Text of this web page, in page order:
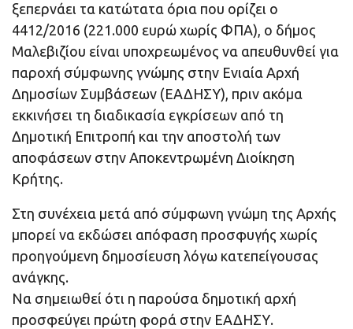
ξεπερνάει τα κατώτατα όρια που ορίζει ο
4412/2016 (221.000 ευρώ χωρίς ΦΠΑ), ο δήμος
Μαλεβιζίου είναι υποχρεωμένος να απευθυνθεί για
παροχή σύμφωνης γνώμης στην Ενιαία Αρχή
Δημοσίων Συμβάσεων (ΕΑΔΗΣΥ), πριν ακόμα
εκκινήσει τη διαδικασία εγκρίσεων από τη
Δημοτική Επιτροπή και την αποστολή των
αποφάσεων στην Αποκεντρωμένη Διοίκηση
Κρήτης.
Στη συνέχεια μετά από σύμφωνη γνώμη της Αρχής
μπορεί να εκδώσει απόφαση προσφυγής χωρίς
προηγούμενη δημοσίευση λόγω κατεπείγουσας
ανάγκης.
Να σημειωθεί ότι η παρούσα δημοτική αρχή
προσφεύγει πρώτη φορά στην ΕΑΔΗΣΥ.